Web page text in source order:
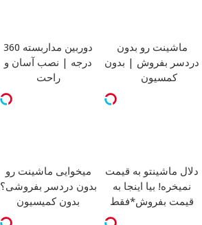
ماشینت رو بدون
دردسر بفروش | بدون
کمسیون
دوربین مداربسته 360
درجه | نصب آسان و
راحت
دلال ماشینتو به قیمت
نمیخره! بیا اینجا به
قیمت بفروش*فقط
میخوایی ماشینت رو
بدون دردسر بفروشی؟
بدون کمیسیون